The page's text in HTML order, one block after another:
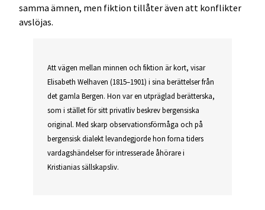
samma ämnen, men fiktion tillåter även att konflikter
avslöjas.
Att vägen mellan minnen och fiktion är kort, visar
Elisabeth Welhaven (1815–1901) i sina berättelser från
det gamla Bergen. Hon var en utpräglad berätterska,
som i stället för sitt privatliv beskrev bergensiska
original. Med skarp observationsförmåga och på
bergensisk dialekt levandegjorde hon forna tiders
vardagshändelser för intresserade åhörare i
Kristianias sällskapsliv.